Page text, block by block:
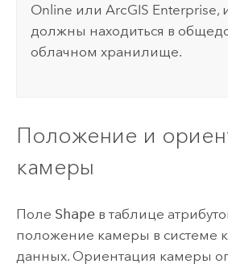
Online илиArcGIS Enterprise,
должны находиться в
облачном хранилище.
Положение и
камеры
Поле Shapeв таблице
положение камеры в системе
данных. Ориентация камеры